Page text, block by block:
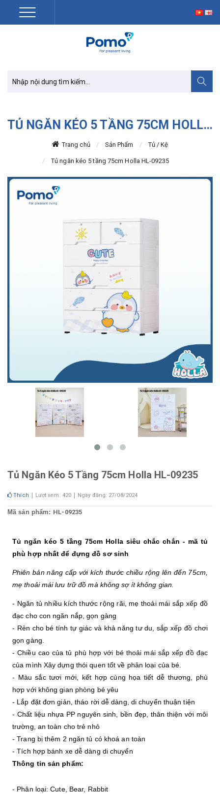
TỦ NGĂN KÉO 5 TẦNG 75CM HOLLA HL-09235
Trang chủ Sản Phẩm Tủ / Kệ
Tủ ngăn kéo 5 tầng 75cm Holla HL-09235
Tủ Ngăn Kéo 5 Tầng 75cm Holla HL-09235
Thích Lượt xem: 420 Ngày đăng: 27/08/2024
Mã sản phẩm: HL-09235
Tủ ngăn kéo 5 tầng 75cm Holla siêu chắc chắn - mã tủ
phù hợp nhất để đựng đồ sơ sinh
Phiên bản nâng cấp với kích thước chiều rộng lên đến 75cm,
mẹ thoải mái lưu trữ đồ mà không sợ ít không gian.
- Ngăn tủ nhiều kích thước rộng rãi, mẹ thoải mái sắp xếp đồ
đạc cho con ngăn nắp, gọn gàng
- Rèn cho bé tính tự giác và khả năng tư du, sắp xếp đồ chơi
gọn gàng.
- Chiều cao của tủ phù hợp với bé thoải mái sắp xếp đồ đạc
của mình Xây dựng thói quen tốt về phân loại của bé.
- Màu sắc tươi mới, kết hợp cùng họa tiết dễ thương, phù
hợp với không gian phòng bé yêu
- Lắp đặt đơn giản, tháo rời dễ dàng, di chuyển thuận tiện
- Chất liệu nhựa PP nguyên sinh, bền đẹp, thân thiện với môi
trường, an toàn cho trẻ nhỏ
- Trang bị thêm 2 ngăn tủ có khoá an toàn
- Tích hợp bánh xe dễ dàng di chuyển
Thông tin sản phẩm:
- Phân loại: Cute, Bear, Rabbit